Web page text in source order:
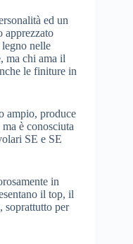
ed un
apprezzato
legno nelle
ma chi ama il
le finiture in
ampio, produce
è conosciuta
SE e SE
in
il top, il
soprattutto per